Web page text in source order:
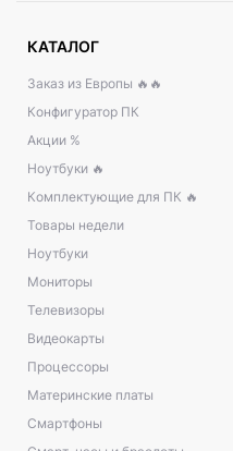
КАТАЛОГ
Заказ из Европы 🔥🔥
Конфигуратор ПК
Акции %
Ноутбуки 🔥
Комплектующие для ПК 🔥
Товары недели
Ноутбуки
Мониторы
Телевизоры
Видеокарты
Процессоры
Материнские платы
Смартфоны